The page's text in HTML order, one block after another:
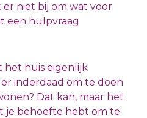
niet bij om wat voor
een hulpvraag
het huis eigenlijk
inderdaad om te doen
Dat kan, maar het
je behoefte hebt om te